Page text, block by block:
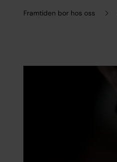
Framtiden bor hos oss